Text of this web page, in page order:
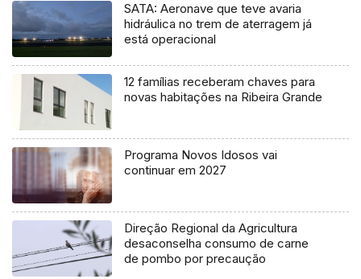
SATA: Aeronave que teve avaria
hidráulica no trem de aterragem já
está operacional
12 famílias receberam chaves para
novas habitações na Ribeira Grande
Programa Novos Idosos vai
continuar em 2027
Direção Regional da Agricultura
desaconselha consumo de carne
de pombo por precaução